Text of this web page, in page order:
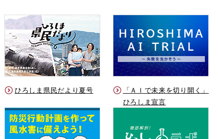
ひろしま県民だより夏号
「ＡＩで未来を切り開く」
ひろしま宣言